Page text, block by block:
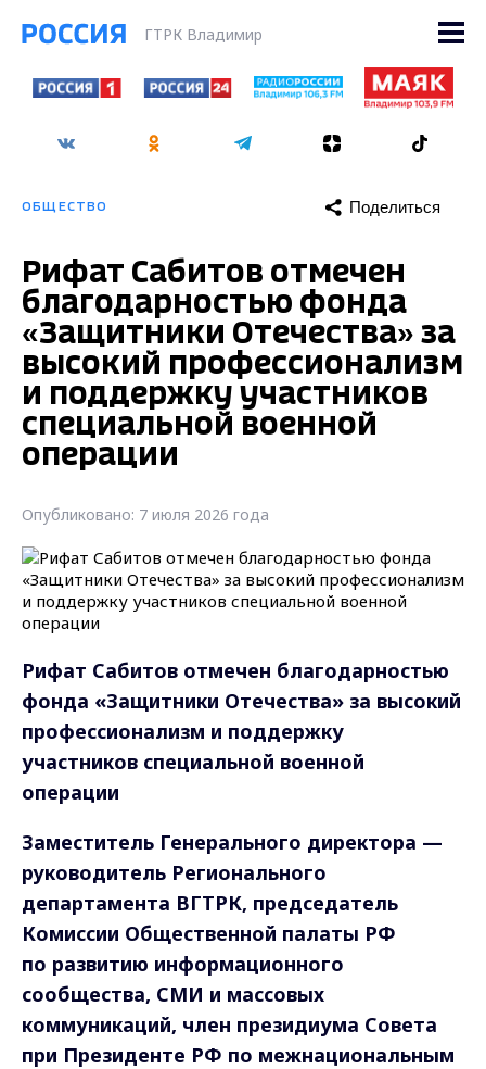
ГТРК Владимир
ОБЩЕСТВО Поделиться
Рифат Сабитов отмечен
благодарностью фонда
«Защитники Отечества» за
высокий профессионализм
и поддержку участников
специальной военной
операции
Опубликовано: 7 июля 2026 года
Рифат Сабитов отмечен благодарностью
фонда «Защитники Отечества» за высокий
профессионализм и поддержку
участников специальной военной
операции
Заместитель Генерального директора —
руководитель Регионального
департамента ВГТРК, председатель
Комиссии Общественной палаты РФ
по развитию информационного
сообщества, СМИ и массовых
коммуникаций, член президиума Совета
при Президенте РФ по межнациональным